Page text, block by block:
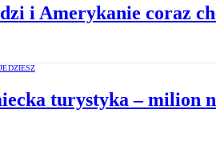
i Amerykanie coraz
turystyka – milion